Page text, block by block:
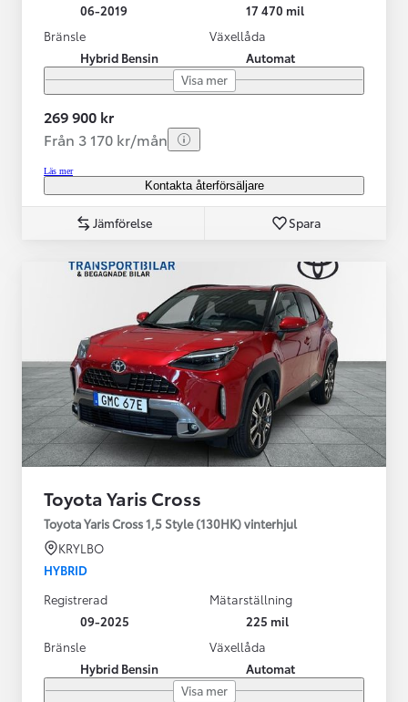
06-2019
17 470 mil
Bränsle
Hybrid Bensin
Växellåda
Automat
Visa mer
269 900 kr
Från 3 170 kr/mån
Läs mer
Kontakta återförsäljare
Jämförelse Spara
Toyota Yaris Cross
Toyota Yaris Cross 1,5 Style (130HK) vinterhjul
KRYLBO
HYBRID
Registrerad
09-2025
Mätarställning
225 mil
Bränsle
Hybrid Bensin
Växellåda
Automat
Visa mer